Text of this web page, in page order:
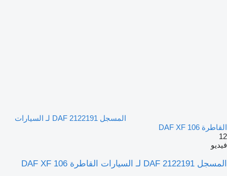
المسجل DAF 2122191 لـ السيارات
القاطرة DAF XF 106
12
فيديو
المسجل DAF 2122191 لـ السيارات القاطرة DAF XF 106